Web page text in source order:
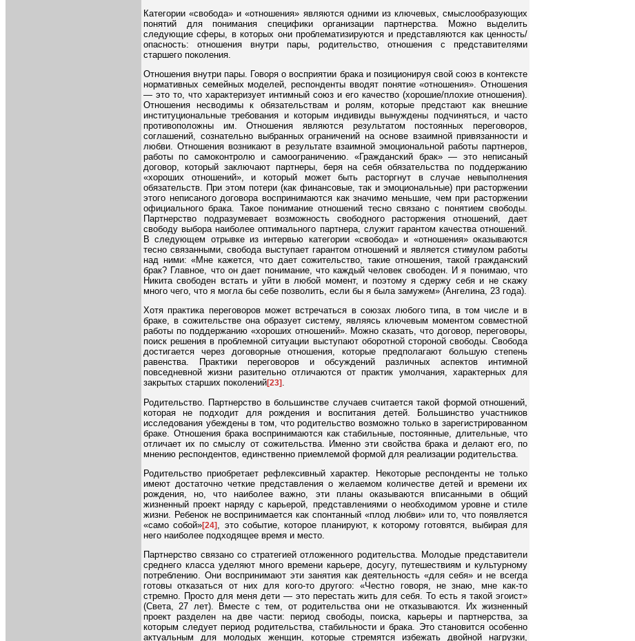
Категории «свобода» и «отношения» являются одними из ключевых, смыслообразующих
понятий для понимания специфики организации партнерства. Можно выделить
следующие сферы, в которых они проблематизируются и представляются как ценность/
опасность: отношения внутри пары, родительство, отношения с представителями
старшего поколения.
Отношения внутри пары. Говоря о восприятии брака и позиционируя свой союз в контексте
нормативных семейных моделей, респонденты вводят понятие «отношения». Отношения
— это то, что характеризует интимный союз и его качество (хорошие/плохие отношения).
Отношения несводимы к обязательствам и ролям, которые предстают как внешние
институциональные требования и которым индивиды вынуждены подчиняться, и часто
противоположны им. Отношения являются результатом постоянных переговоров,
соглашений, сознательно выбранных ограничений на основе взаимной привязанности и
любви. Отношения возникают в результате взаимной эмоциональной работы партнеров,
работы по самоконтролю и самоограничению. «Гражданский брак» — это неписаный
договор, который заключают партнеры, беря на себя обязательства по поддержанию
«хороших отношений», и который может быть расторгнут в случае невыполнения
обязательств. При этом потери (как финансовые, так и эмоциональные) при расторжении
этого неписаного договора воспринимаются как значимо меньшие, чем при расторжении
официального брака. Такое понимание отношений тесно связано с понятием свободы.
Партнерство подразумевает возможность свободного расторжения отношений, дает
свободу выбора наиболее оптимального партнера, служит гарантом качества отношений.
В следующем отрывке из интервью категории «свобода» и «отношения» оказываются
тесно связанными, свобода выступает гарантом отношений и является стимулом работы
над ними: «Мне кажется, что дает сожительство, такие отношения, такой гражданский
брак? Главное, что он дает понимание, что каждый человек свободен. И я понимаю, что
Никита свободен встать и уйти в любой момент, и поэтому я сдержу себя и не скажу
много чего, что я могла бы себе позволить, если бы я была замужем» (Ангелина, 23 года).
Хотя практика переговоров может встречаться в союзах любого типа, в том числе и в
браке, в сожительстве она образует систему, являясь ключевым моментом совместной
работы по поддержанию «хороших отношений». Можно сказать, что договор, переговоры,
поиск решения в проблемной ситуации выступают оборотной стороной свободы. Свобода
достигается через договорные отношения, которые предполагают большую степень
равенства. Практики переговоров и обсуждений различных аспектов интимной
повседневной жизни разительно отличаются от практик умолчания, характерных для
закрытых старших поколений[23] .
Родительство. Партнерство в большинстве случаев считается такой формой отношений,
которая не подходит для рождения и воспитания детей. Большинство участников
исследования убеждены в том, что родительство возможно только в зарегистрированном
браке. Отношения брака воспринимаются как стабильные, постоянные, длительные, что
отличает их по смыслу от сожительства. Именно эти свойства брака и делают его, по
мнению респондентов, единственно приемлемой формой для реализации родительства.
Родительство приобретает рефлексивный характер. Некоторые респонденты не только
имеют достаточно четкие представления о желаемом количестве детей и времени их
рождения, но, что наиболее важно, эти планы оказываются вписанными в общий
жизненный проект наряду с карьерой, представлениями о необходимом уровне и стиле
жизни. Ребенок не воспринимается как спонтанный «плод любви» или то, что появляется
«само собой»[24] , это событие, которое планируют, к которому готовятся, выбирая для
него наиболее подходящее время и место.
Партнерство связано со стратегией отложенного родительства. Молодые представители
среднего класса уделяют много времени карьере, досугу, путешествиям и культурному
потреблению. Они воспринимают эти занятия как деятельность «для себя» и не всегда
готовы отказаться от них для кого-то другого: «Честно говоря, не знаю, мне как-то
стремно. Просто для меня дети — это перестать жить для себя. То есть я такой эгоист»
(Света, 27 лет). Вместе с тем, от родительства они не отказываются. Их жизненный
проект разделен на две части: период свободы, поиска, карьеры и партнерства, за
которым следует период родительства, стабильности и брака. Это становится особенно
актуальным для молодых женщин, которые стремятся избежать двойной нагрузки,